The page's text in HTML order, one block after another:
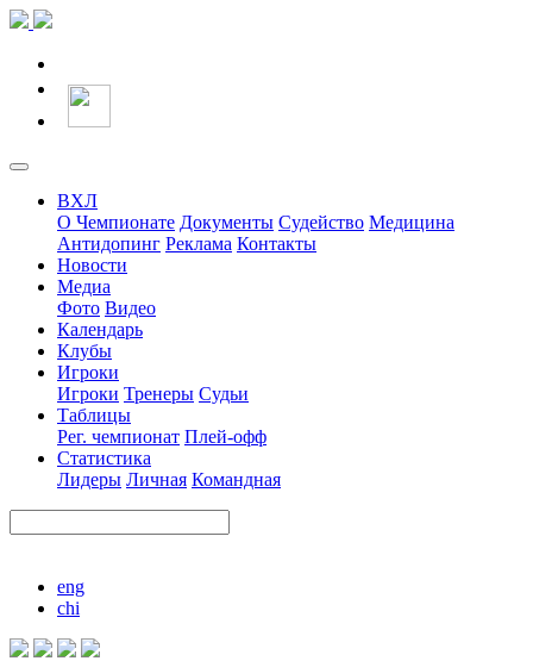
ВХЛ
О Чемпионате Документы Судейство Медицина
Антидопинг Реклама Контакты
Новости
Медиа
Фото Видео
Календарь
Клубы
Игроки
Игроки Тренеры Судьи
Таблицы
Рег. чемпионат Плей-офф
Статистика
Лидеры Личная Командная
eng
chi